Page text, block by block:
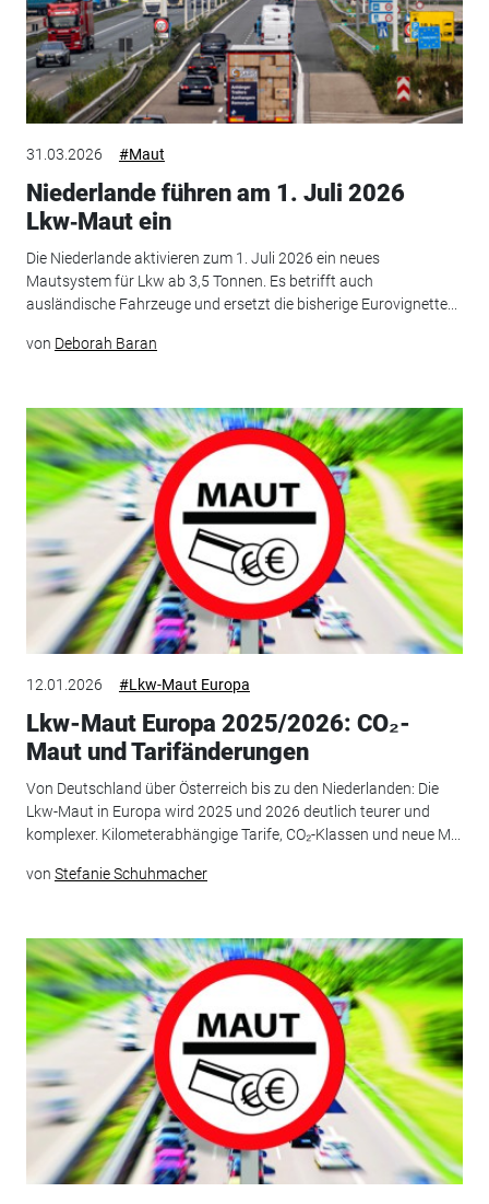
31.03.2026 #Maut
Niederlande führen am 1. Juli 2026
Lkw‑Maut ein
Die Niederlande aktivieren zum 1. Juli 2026 ein neues
Mautsystem für Lkw ab 3,5 Tonnen. Es betrifft auch
ausländische Fahrzeuge und ersetzt die bisherige Eurovignette...
von Deborah Baran
12.01.2026 #Lkw-Maut Europa
Lkw-Maut Europa 2025/2026: CO₂-
Maut und Tarifänderungen
Von Deutschland über Österreich bis zu den Niederlanden: Die
Lkw-Maut in Europa wird 2025 und 2026 deutlich teurer und
komplexer. Kilometerabhängige Tarife, CO₂-Klassen und neue M...
von Stefanie Schuhmacher